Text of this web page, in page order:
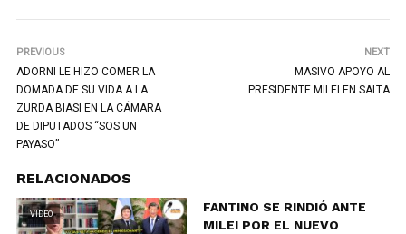
PREVIOUS
ADORNI LE HIZO COMER LA
DOMADA DE SU VIDA A LA
ZURDA BIASI EN LA CÁMARA
DE DIPUTADOS “SOS UN
PAYASO”
NEXT
MASIVO APOYO AL
PRESIDENTE MILEI EN SALTA
RELACIONADOS
VIDEO
FANTINO SE RINDIÓ ANTE
MILEI POR EL NUEVO